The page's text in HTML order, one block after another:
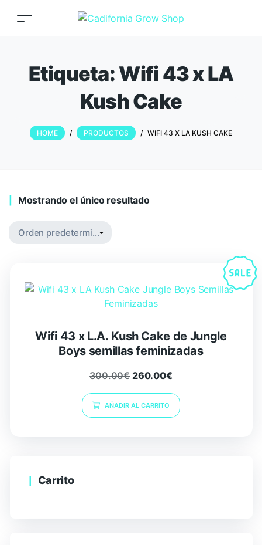
Etiqueta:Wifi 43 x LA
Kush Cake
HOME / PRODUCTOS / WIFI 43 X LA KUSH CAKE
Mostrando el único resultado
Wifi 43 x L.A. Kush Cake de Jungle
Boys semillas feminizadas
300.00€ 260.00€
AÑADIR AL CARRITO
Carrito